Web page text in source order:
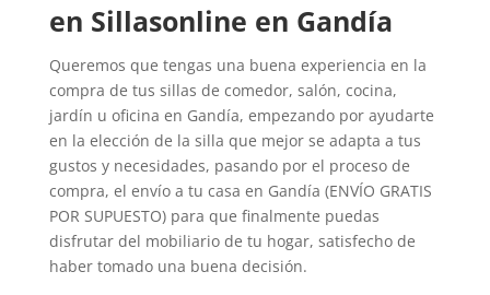
en Sillasonline en Gandía
Queremos que tengas una buena experiencia en la
compra de tus sillas de comedor, salón, cocina,
jardín u oficina en Gandía, empezando por ayudarte
en la elección de la silla que mejor se adapta a tus
gustos y necesidades, pasando por el proceso de
compra, el envío a tu casa en Gandía (ENVÍO GRATIS
POR SUPUESTO) para que finalmente puedas
disfrutar del mobiliario de tu hogar, satisfecho de
haber tomado una buena decisión.